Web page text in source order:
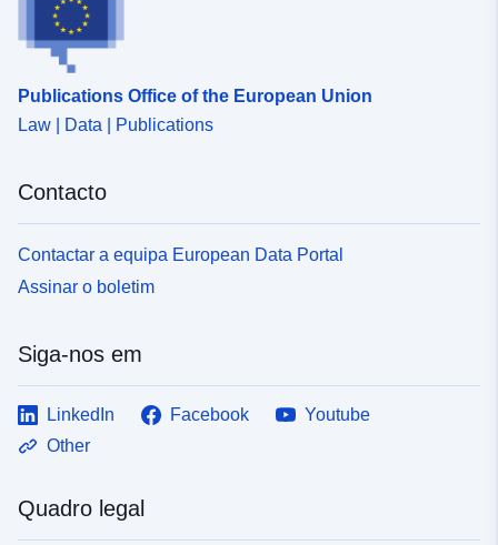
Publications Office of the European Union
Law | Data | Publications
Contacto
Contactar a equipa European Data Portal
Assinar o boletim
Siga-nos em
LinkedIn Facebook
Youtube
Other
Quadro legal